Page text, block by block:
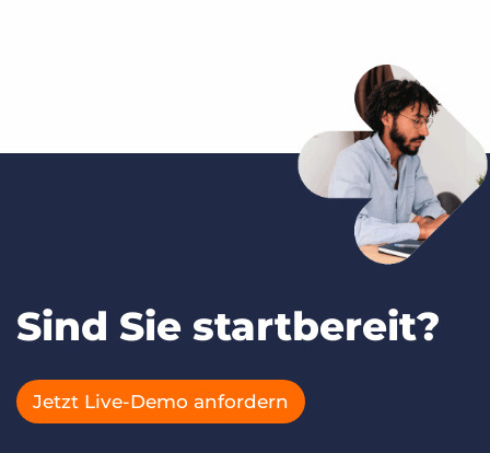
Sind Sie startbereit?
Jetzt Live-Demo anfordern